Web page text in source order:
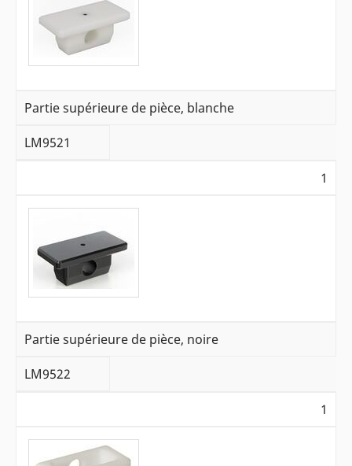
Partie supérieure de pièce, blanche
LM9521
1
Partie supérieure de pièce, noire
LM9522
1